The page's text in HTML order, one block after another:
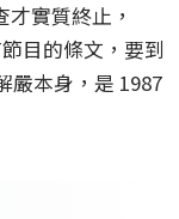
實質終止，
目的條文，要到
嚴本身，是 1987